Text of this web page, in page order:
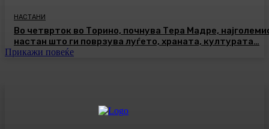
НАСТАНИ
Во четврток во Торино, почнува Тера Мадре,
настан што ги поврзува луѓето, храната, културата…
Прикажи повеќе